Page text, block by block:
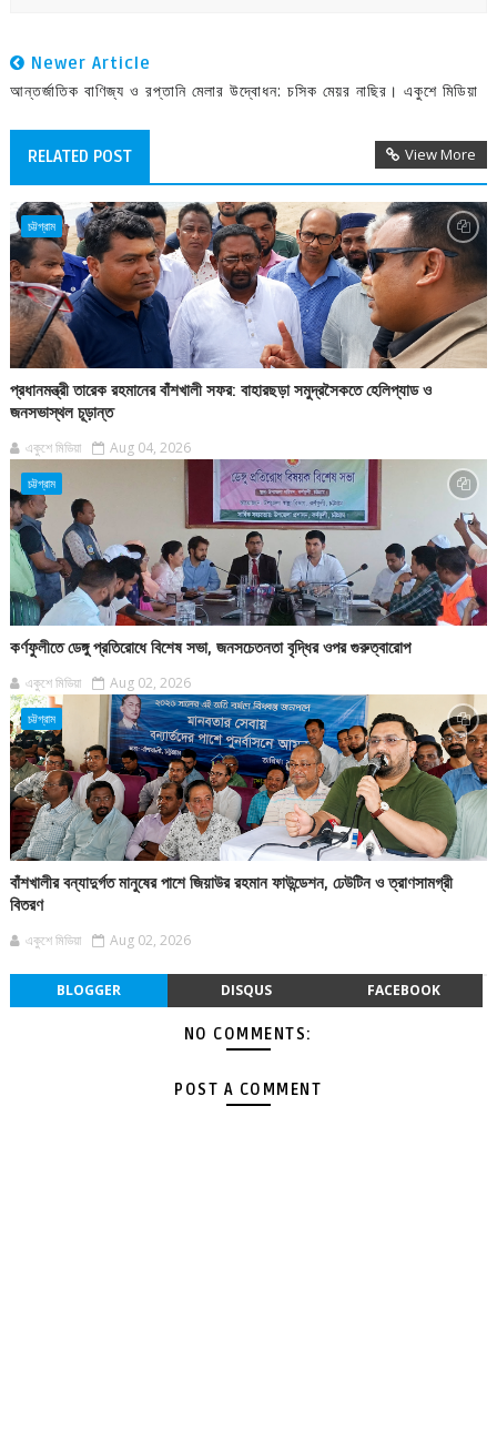
Newer Article
আন্তর্জাতিক বাণিজ্য ও রপ্তানি মেলার উদ্বোধন: চসিক মেয়র নাছির। একুশে মিডিয়া
RELATED POST View More
চট্টগ্রাম
প্রধানমন্ত্রী তারেক রহমানের বাঁশখালী সফর: বাহারছড়া সমুদ্রসৈকতে হেলিপ্যাড ও
জনসভাস্থল চূড়ান্ত
একুশে মিডিয়া Aug 04, 2026
চট্টগ্রাম
কর্ণফুলীতে ডেঙ্গু প্রতিরোধে বিশেষ সভা, জনসচেতনতা বৃদ্ধির ওপর গুরুত্বারোপ
একুশে মিডিয়া Aug 02, 2026
চট্টগ্রাম
বাঁশখালীর বন্যাদুর্গত মানুষের পাশে জিয়াউর রহমান ফাউন্ডেশন, ঢেউটিন ও ত্রাণসামগ্রী
বিতরণ
একুশে মিডিয়া Aug 02, 2026
BLOGGER DISQUS FACEBOOK
NO COMMENTS:
POST A COMMENT